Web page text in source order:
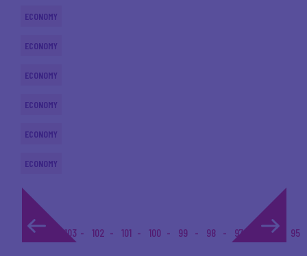
ECONOMY
ECONOMY
ECONOMY
ECONOMY
ECONOMY
ECONOMY
1... 103 102 101 100 99 98 97 96 95